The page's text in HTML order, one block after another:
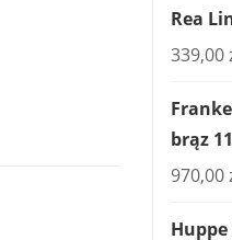
Rea
339,00
brąz
970,00